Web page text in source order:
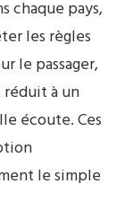
chaque pays,
les règles
le passager,
réduit à un
écoute. Ces
le simple